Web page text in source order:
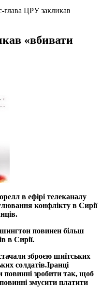
глава ЦРУ закликав
«вбивати
в ефірі телеканалу
конфлікту в Сирії
повинен більш
в Сирії.
зброєю шиїтських
солдатів.Іранці
зробити так, щоб
змусити платити